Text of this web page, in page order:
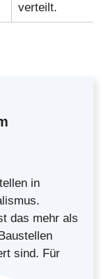
verteilt.
in
das mehr als
sind. Für